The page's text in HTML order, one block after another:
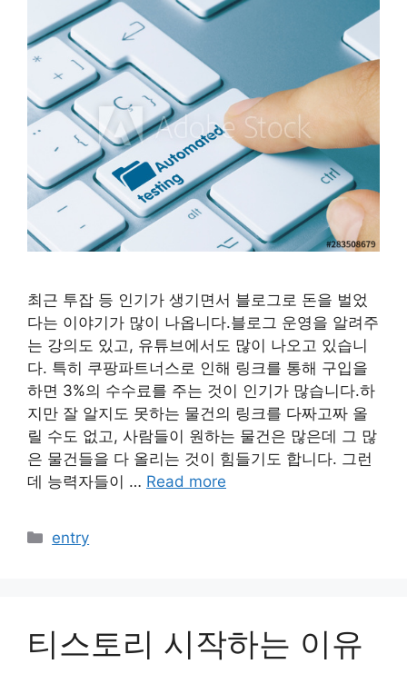
최근 투잡 등 인기가 생기면서 블로그로 돈을 벌었
다는 이야기가 많이 나옵니다.블로그 운영을 알려주
는 강의도 있고, 유튜브에서도 많이 나오고 있습니
다. 특히 쿠팡파트너스로 인해 링크를 통해 구입을
하면 3%의 수수료를 주는 것이 인기가 많습니다.하
지만 잘 알지도 못하는 물건의 링크를 다짜고짜 올
릴 수도 없고, 사람들이 원하는 물건은 많은데 그 많
은 물건들을 다 올리는 것이 힘들기도 합니다. 그런
데 능력자들이 … Read more
카
entry
티스토리 시작하는 이유